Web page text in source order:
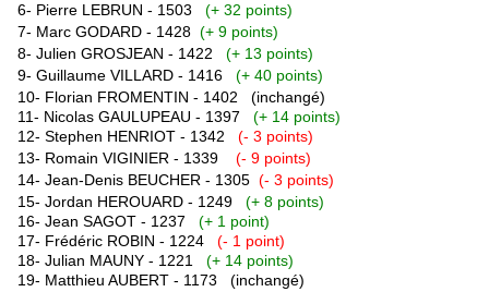
6- Pierre LEBRUN - 1503
(+ 32 points)
7- Marc GODARD - 1428 (+ 9 points)
8- Julien GROSJEAN - 1422
(+ 13 points)
9- Guillaume VILLARD - 1416 (+ 40 points)
10- Florian FROMENTIN - 1402 (inchangé)
11- Nicolas GAULUPEAU - 1397
(+ 14 points)
12- Stephen HENRIOT - 1342 (- 3 points)
13- Romain VIGINIER - 1339
(- 9 points)
14- Jean-Denis BEUCHER - 1305 (- 3 points)
15- Jordan HEROUARD - 1249 (+ 8 points)
16- Jean SAGOT - 1237 (+ 1 point)
17- Frédéric ROBIN - 1224 (- 1 point)
18- Julian MAUNY - 1221 (+ 14 points)
19- Matthieu AUBERT - 1173 (inchangé)